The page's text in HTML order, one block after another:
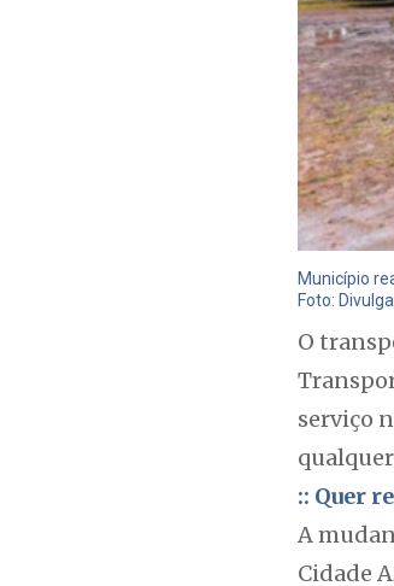
Município
Foto:
O
serviço
:: Quer
A
Cidade